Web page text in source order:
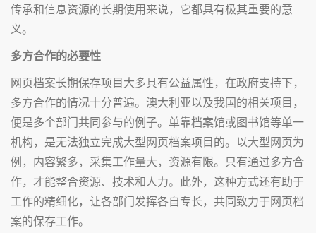
传承和信息资源的长期使用来说，它都具有极其重要的意
义。
多方合作的必要性
网页档案长期保存项目大多具有公益属性，在政府支持下，
多方合作的情况十分普遍。澳大利亚以及我国的相关项目，
便是多个部门共同参与的例子。单靠档案馆或图书馆等单一
机构，是无法独立完成大型网页档案项目的。以大型网页为
例，内容繁多，采集工作量大，资源有限。只有通过多方合
作，才能整合资源、技术和人力。此外，这种方式还有助于
工作的精细化，让各部门发挥各自专长，共同致力于网页档
案的保存工作。